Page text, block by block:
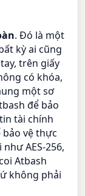
. Đó là một
kỳ ai cũng
trên giấy
có khóa,
một sơ
để bảo
tài chính
vệ thực
AES-256,
Atbash
không phải